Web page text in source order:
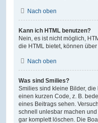
Nach oben
Kann ich HTML benutzen?
Nein, es ist nicht möglich,
die HTML bietet, können
Nach oben
Was sind Smilies?
Smilies sind kleine Bilder,
einen kurzen Code, z. B.
eines Beitrags sehen.
schnell unlesbar machen
gar komplett löschen. Die